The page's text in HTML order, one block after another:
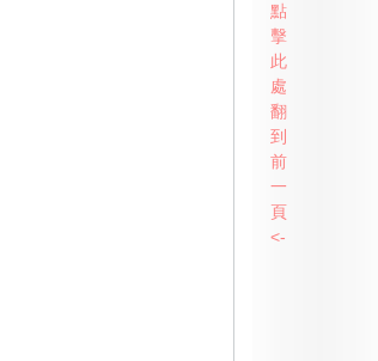
點
擊
此
處
翻
到
前
一
頁
<-